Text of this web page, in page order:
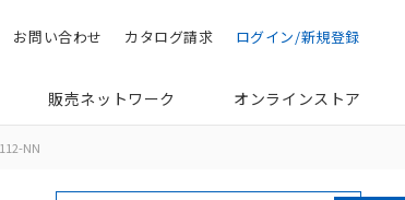
索 ログイン/新規登録
カタログ請求
お問い合わせ
販売ネットワーク オンラインストア
NN